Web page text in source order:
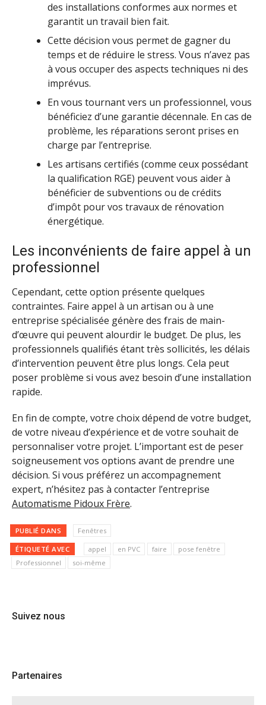
des installations conformes aux normes et
garantit un travail bien fait.
Cette décision vous permet de gagner du
temps et de réduire le stress. Vous n’avez pas
à vous occuper des aspects techniques ni des
imprévus.
En vous tournant vers un professionnel, vous
bénéficiez d’une garantie décennale. En cas de
problème, les réparations seront prises en
charge par l’entreprise.
Les artisans certifiés (comme ceux possédant
la qualification RGE) peuvent vous aider à
bénéficier de subventions ou de crédits
d’impôt pour vos travaux de rénovation
énergétique.
Les inconvénients de faire appel à un
professionnel
Cependant, cette option présente quelques
contraintes. Faire appel à un artisan ou à une
entreprise spécialisée génère des frais de main-
d’œuvre qui peuvent alourdir le budget. De plus, les
professionnels qualifiés étant très sollicités, les délais
d’intervention peuvent être plus longs. Cela peut
poser problème si vous avez besoin d’une installation
rapide.
En fin de compte, votre choix dépend de votre budget,
de votre niveau d’expérience et de votre souhait de
personnaliser votre projet. L’important est de peser
soigneusement vos options avant de prendre une
décision. Si vous préférez un accompagnement
expert, n’hésitez pas à contacter l’entreprise
Automatisme Pidoux Frère.
PUBLIÉ DANS Fenêtres
ÉTIQUETÉ AVEC appel en PVC faire
pose fenêtre
Professionnel
soi-même
Suivez nous
Partenaires